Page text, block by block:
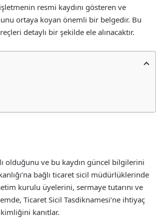
resmi kaydını gösteren ve
ortaya koyan önemli bir belgedir. Bu
detaylı bir şekilde ele alınacaktır.
olduğunu ve bu kaydın güncel bilgilerini
bağlı ticaret sicil müdürlüklerinde
kurulu üyelerini, sermaye tutarını ve
Ticaret Sicil Tasdiknamesi’ne ihtiyaç
kanıtlar.